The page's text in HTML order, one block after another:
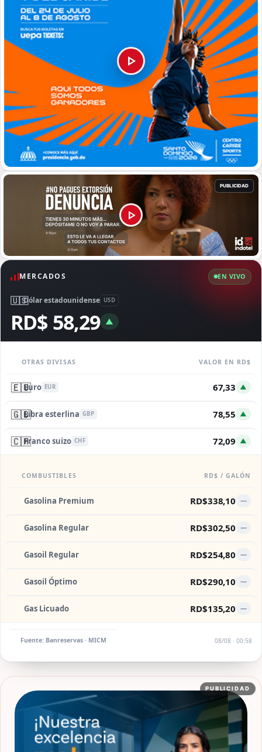
MERCADOS EN VIVO
🇺🇸Dólar estadounidense USD
RD$ 58,29 ▲
OTRAS DIVISAS VALOR EN RD$
🇪🇺Euro EUR 67,33 ▲
🇬🇧Libra esterlina GBP 78,55 ▲
🇨🇭Franco suizo CHF 72,09 ▲
COMBUSTIBLES RD$ / GALÓN
Gasolina Premium RD$338,10 —
Gasolina Regular RD$302,50 —
Gasoil Regular RD$254,80 —
Gasoil Óptimo RD$290,10 —
Gas Licuado RD$135,20 —
Fuente: Banreservas · MICM 08/08 · 00:58
PUBLICIDAD